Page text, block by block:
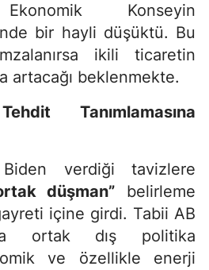
Konseyin
bir hayli düşüktü. Bu
ikili ticaretin
artacağı beklenmekte.
Tanımlamasına
verdiği tavizlere
düşman” belirleme
içine girdi. Tabii AB
ortak dış politika
ve özellikle enerji